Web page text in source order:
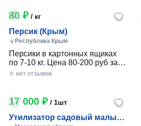
80 ₽ / кг
Персик (Крым)
Республика Крым
Персики в картонных ящиках
по 7-10 кг. Цена 80-200 руб за 1
кг в зависимости от размера и
☆ нет отзывов
17 000 ₽ / 1шт
Утилизатор садовый малый